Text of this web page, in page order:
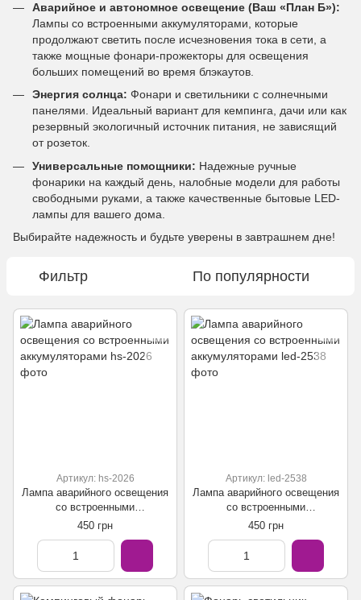
Аварийное и автономное освещение (Ваш «План Б»):
Лампы со встроенными аккумуляторами, которые
продолжают светить после исчезновения тока в сети, а
также мощные фонари-прожекторы для освещения
больших помещений во время блэкаутов.
Энергия солнца: Фонари и светильники с солнечными
панелями. Идеальный вариант для кемпинга, дачи или как
резервный экологичный источник питания, не зависящий
от розеток.
Универсальные помощники: Надежные ручные
фонарики на каждый день, налобные модели для работы
свободными руками, а также качественные бытовые LED-
лампы для вашего дома.
Выбирайте надежность и будьте уверены в завтрашнем дне!
Фильтр По популярности
Артикул: hs-2026
Лампа аварийного освещения
со встроенными
аккумуляторами
450 грн
Артикул: led-2538
Лампа аварийного освещения
со встроенными
аккумуляторами
450 грн